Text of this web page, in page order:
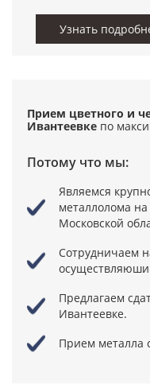
Узнать
Прием цветного и
Ивантеевке по
Потому что мы:
Являемся
металлолома
Московской
Сотрудничаем
Предлагаем
Ивантеевке.
Прием металла